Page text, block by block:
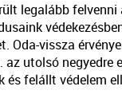
legalább
vissza
utolsó negyedre
felállt védelem